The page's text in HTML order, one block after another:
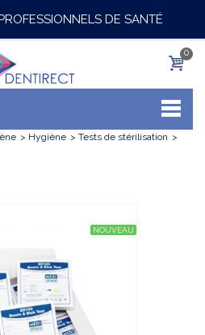
DE SANTÉ
0
> Hygiène > Tests de stérilisation >
NOUVEAU